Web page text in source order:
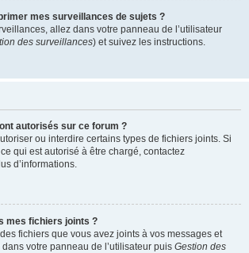
mes surveillances de sujets ?
allez dans votre panneau de l’utilisateur
des surveillances) et suivez les instructions.
autorisés sur ce forum ?
ou interdire certains types de fichiers joints. Si
qui est autorisé à être chargé, contactez
d’informations.
mes fichiers joints ?
fichiers que vous avez joints à vos messages et
votre panneau de l’utilisateur puis Gestion des